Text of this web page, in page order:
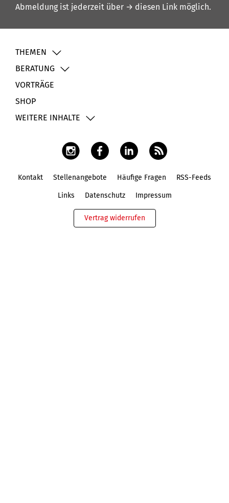
Abmeldung ist jederzeit über → diesen Link möglich.
THEMEN
BERATUNG
VORTRÄGE
SHOP
WEITERE INHALTE
Kontakt Stellenangebote Häufige Fragen RSS-Feeds
Links Datenschutz Impressum
Vertrag widerrufen